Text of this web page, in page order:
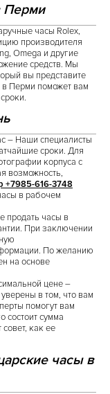
Перми
часы Rolex,
производителя
Omega и другие
средств. Мы
вы представите
Перми поможет вам
– Наши специалисты
сроки. Для
корпуса с
возможность,
+7985-616-3748
в рабочем
продать часы в
При заключении
По желанию
на основе
цене –
в том, что вам
помогут вам
состоит сумма
как ее
часы в